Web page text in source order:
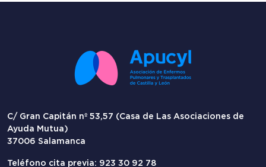
C/ Gran Capitán nº 53,57 (Casa de Las Asociaciones de
Ayuda Mutua)
37006 Salamanca
Teléfono cita previa: 923 30 92 78